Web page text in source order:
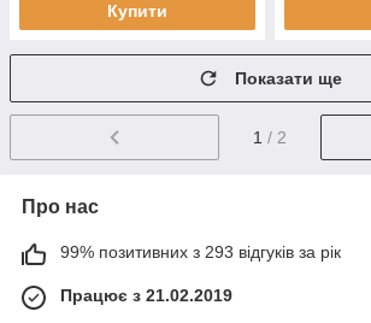
Купити
Показати ще
1 / 2
Про нас
99% позитивних з 293 відгуків за рік
Працює з 21.02.2019